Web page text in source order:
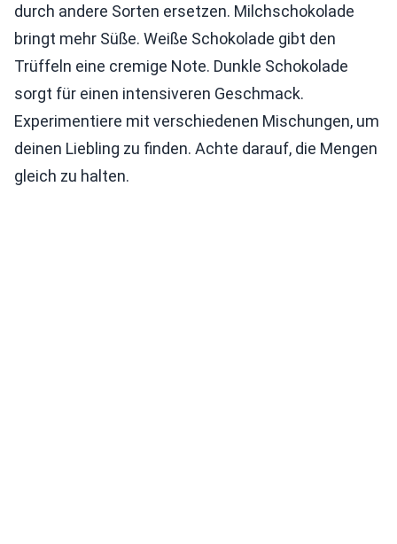
durch andere Sorten ersetzen. Milchschokolade
bringt mehr Süße. Weiße Schokolade gibt den
Trüffeln eine cremige Note. Dunkle Schokolade
sorgt für einen intensiveren Geschmack.
Experimentiere mit verschiedenen Mischungen, um
deinen Liebling zu finden. Achte darauf, die Mengen
gleich zu halten.